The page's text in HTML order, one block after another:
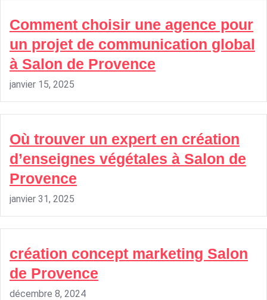
Comment choisir une agence pour
un projet de communication global
à Salon de Provence
janvier 15, 2025
Où trouver un expert en création
d’enseignes végétales à Salon de
Provence
janvier 31, 2025
création concept marketing Salon
de Provence
décembre 8, 2024